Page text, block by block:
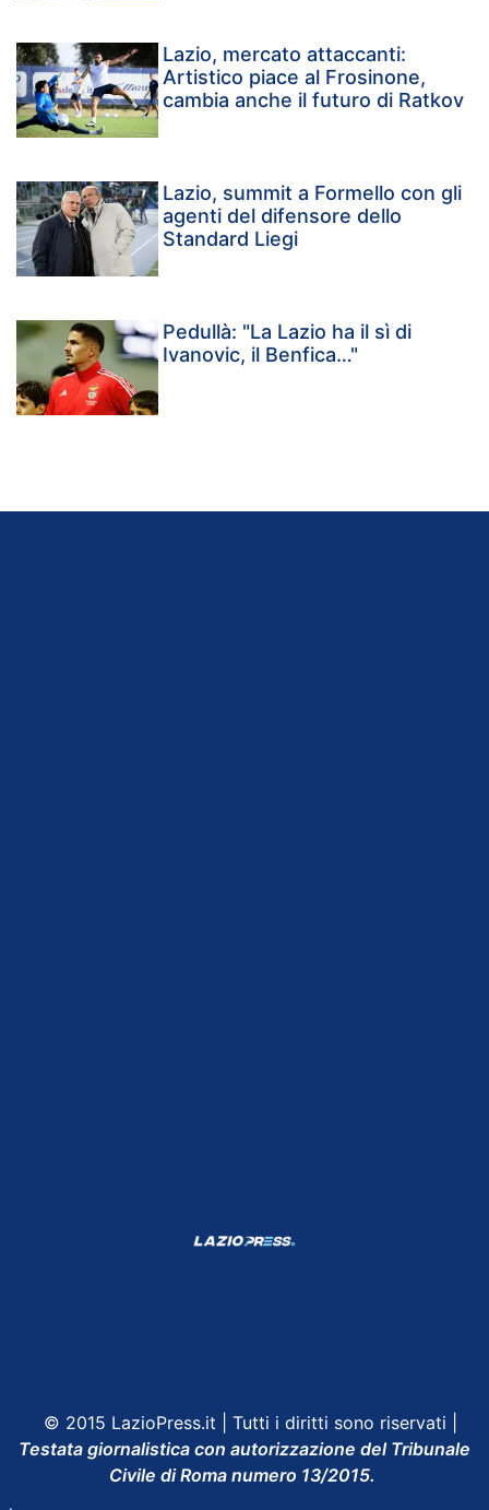
Lazio, mercato attaccanti:
Artistico piace al Frosinone,
cambia anche il futuro di Ratkov
Lazio, summit a Formello con gli
agenti del difensore dello
Standard Liegi
Pedullà: "La Lazio ha il sì di
Ivanovic, il Benfica…"
© 2015 LazioPress.it | Tutti i diritti sono riservati |
Testata giornalistica con autorizzazione del Tribunale
Civile di Roma numero 13/2015.